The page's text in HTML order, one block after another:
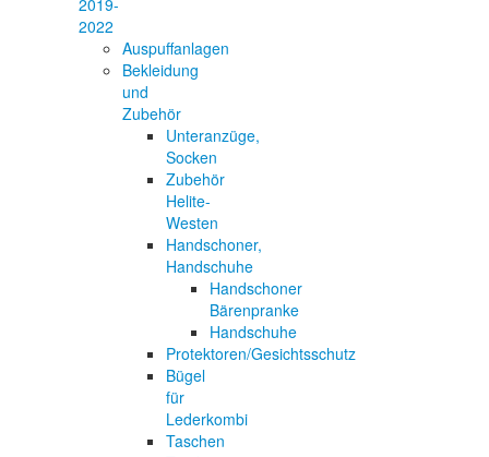
2022
Auspuffanlagen
Bekleidung
und
Zubehör
Unteranzüge,
Socken
Zubehör
Helite-
Westen
Handschoner,
Handschuhe
Handschoner
Bärenpranke
Handschuhe
Protektoren/Gesichtsschutz
Bügel
für
Lederkombi
Taschen